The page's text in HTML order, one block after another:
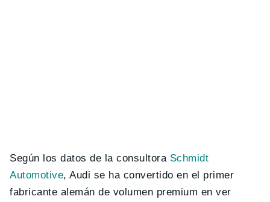
Según los datos de la consultora Schmidt
Automotive, Audi se ha convertido en el primer
fabricante alemán de volumen premium en ver